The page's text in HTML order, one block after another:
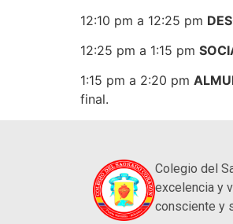
12:10 pm a 12:25 pm
12:25 pm a 1:15 pm
1:15 pm a 2:20 pm
final.
Colegio del
excelencia y
consciente y